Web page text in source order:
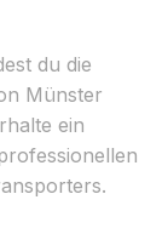
du die
Münster
ein